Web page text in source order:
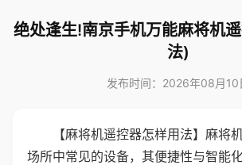
绝处逢生!南京手机万能麻将机
法)
发布时间：2026年08月10
【麻将机遥控器怎样用法】麻将
场所中常见的设备，其便捷性与智能